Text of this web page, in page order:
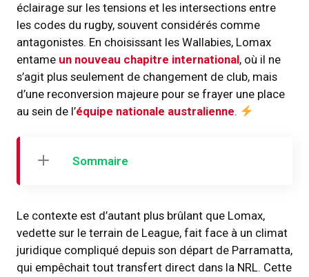
éclairage sur les tensions et les intersections entre
les codes du rugby, souvent considérés comme
antagonistes. En choisissant les Wallabies, Lomax
entame un nouveau chapitre international, où il ne
s’agit plus seulement de changement de club, mais
d’une reconversion majeure pour se frayer une place
au sein de l’équipe nationale australienne.
Sommaire
Le contexte est d’autant plus brûlant que Lomax,
vedette sur le terrain de League, fait face à un climat
juridique compliqué depuis son départ de Parramatta,
qui empêchait tout transfert direct dans la NRL. Cette